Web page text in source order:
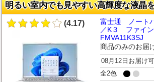
明るい室内でも見やすい高輝度な液晶
(4.17)
富士通 ノート
／K３ ファイ
FMVA11K3SJ
商品のみのお届
08月12日お届け
全2色